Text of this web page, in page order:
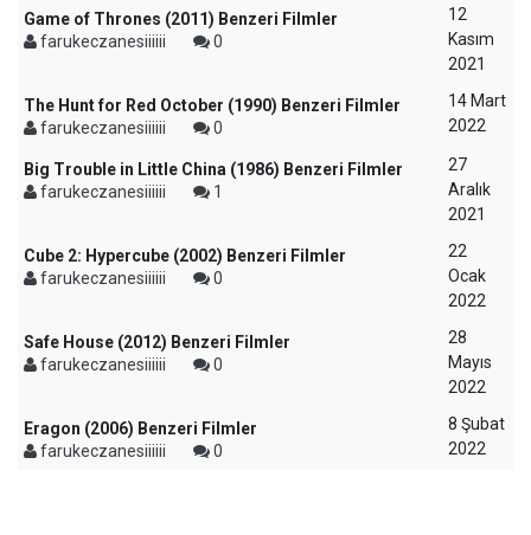
Game of Thrones (2011) Benzeri Filmler
farukeczanesiiiiii
0
12
Kasım
2021
The Hunt for Red October (1990) Benzeri Filmler
farukeczanesiiiiii
0
14 Mart
2022
Big Trouble in Little China (1986) Benzeri Filmler
farukeczanesiiiiii
1
27
Aralık
2021
Cube 2: Hypercube (2002) Benzeri Filmler
farukeczanesiiiiii
0
22
Ocak
2022
Safe House (2012) Benzeri Filmler
farukeczanesiiiiii
0
28
Mayıs
2022
Eragon (2006) Benzeri Filmler
farukeczanesiiiiii
0
8 Şubat
2022